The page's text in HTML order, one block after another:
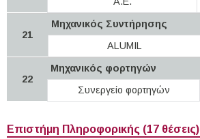
21
Μηχανικός Συντήρησης
ALUMIL
22
Μηχανικός φορτηγών
Συνεργείο φορτηγών
Επιστήμη Πληροφορικής (17 θέσεις)